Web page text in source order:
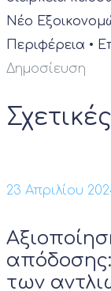
Νέο
Περιφέρεια •
Δημοσίευση
23 Απριλίου
των